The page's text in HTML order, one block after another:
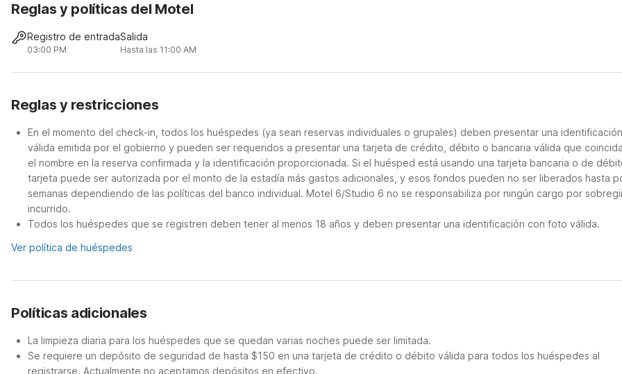
Reglas y políticas del Motel
Registro de entrada
03:00 PM
Salida
Hasta las 11:00 AM
Reglas y restricciones
En el momento del check-in, todos los huéspedes (ya sean reservas individuales o grupales) deben presentar una identificación
válida emitida por el gobierno y pueden ser requeridos a presentar una tarjeta de crédito, débito o bancaria válida que
el nombre en la reserva confirmada y la identificación proporcionada. Si el huésped está usando una tarjeta bancaria o de
tarjeta puede ser autorizada por el monto de la estadía más gastos adicionales, y esos fondos pueden no ser liberados hasta
semanas dependiendo de las políticas del banco individual. Motel 6/Studio 6 no se responsabiliza por ningún cargo por
incurrido.
Todos los huéspedes que se registren deben tener al menos 18 años y deben presentar una identificación con foto válida.
Ver política de huéspedes
Políticas adicionales
La limpieza diaria para los huéspedes que se quedan varias noches puede ser limitada.
Se requiere un depósito de seguridad de hasta $150 en una tarjeta de crédito o débito válida para todos los huéspedes al
registrarse. Actualmente no aceptamos depósitos en efectivo.